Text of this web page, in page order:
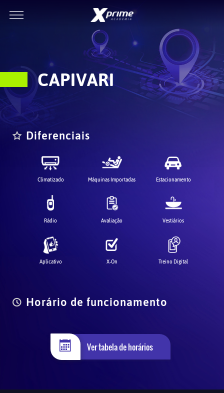
CAPIVARI
Diferenciais
Climatizado Máquinas Importadas Estacionamento
Rádio Avaliação Vestiários
Aplicativo X-On Treino Digital
Horário de funcionamento
Ver tabela de horários